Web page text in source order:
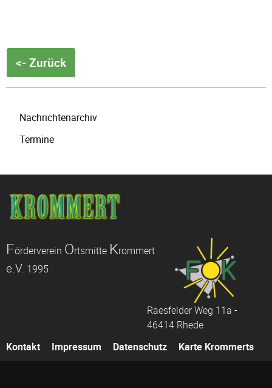
<- Zurück
überspringen
Nachrichtenarchiv
Termine
Förderverein Ortsmitte Krommert
e.V. 1995
Raesfelder Weg 11a -
46414 Rhede
Navigation
Kontakt Impressum Datenschutz Karte Krommerts